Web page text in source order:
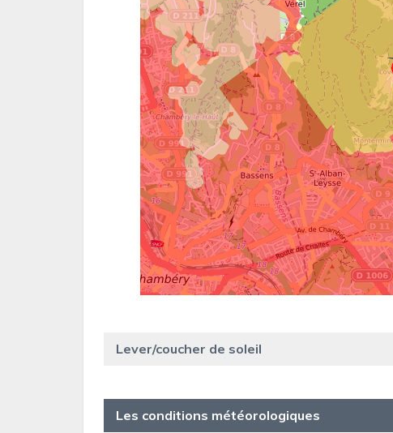
Lever/coucher de soleil
Les conditions météorologiques